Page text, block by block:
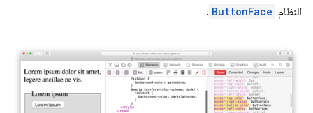
النظام ButtonFace
.